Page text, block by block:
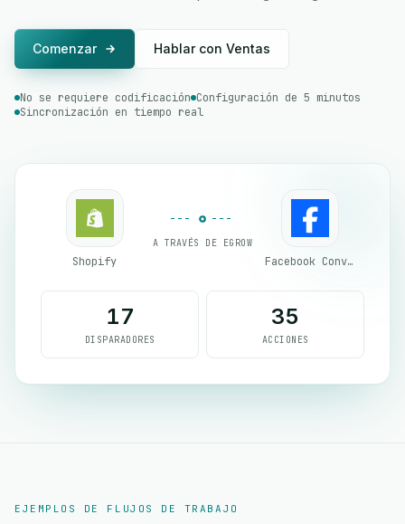
Comenzar Hablar con Ventas
No se requiere codificación Configuración de 5 minutos
Sincronización en tiempo real
Shopify
A TRAVÉS DE EGROW
Facebook Conversion API (CAPI)
17
DISPARADORES
35
ACCIONES
EJEMPLOS DE FLUJOS DE TRABAJO